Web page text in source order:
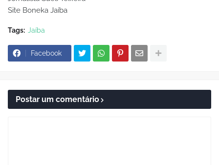
Site Boneka Jaíba
Tags: Jaíba
Facebook
Postar um comentário